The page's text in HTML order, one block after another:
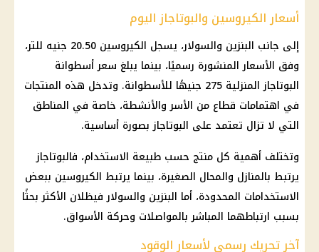
أسعار الكيروسين والبوتاجاز اليوم
إلى جانب البنزين والسولار، يسجل الكيروسين 20.50 جنيه للتر،
وفق الأسعار المنشورة رسميًا، بينما يبلغ سعر أسطوانة
البوتاجاز المنزلية 275 جنيهًا للأسطوانة. وتدخل هذه المنتجات
في اهتمامات قطاع من الأسر والأنشطة، خاصة في المناطق
التي لا تزال تعتمد على البوتاجاز بصورة أساسية.
وتختلف أهمية كل منتج حسب طبيعة الاستخدام، فالبوتاجاز
يرتبط بالمنازل والمحال الصغيرة، بينما يرتبط الكيروسين ببعض
الاستخدامات المحدودة، أما البنزين والسولار فيظلان الأكثر بحثًا
بسبب ارتباطهما المباشر بالمواصلات وحركة الأسواق.
آخر تحريك رسمي لأسعار الوقود